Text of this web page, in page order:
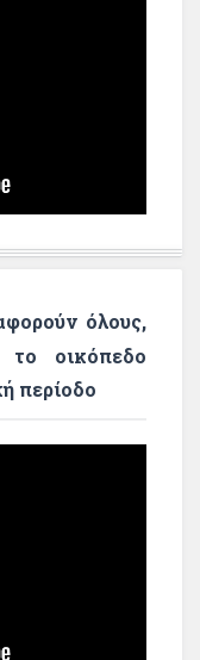
όλους,
το οικόπεδο
περίοδο